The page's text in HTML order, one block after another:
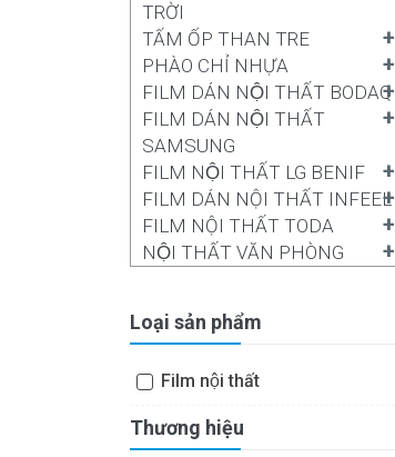
TRỜI
TẤM ỐP THAN TRE +
PHÀO CHỈ NHỰA +
FILM DÁN NỘI THẤT BODAQ
+
FILM DÁN NỘI THẤT
SAMSUNG
+
FILM NỘI THẤT LG BENIF +
FILM DÁN NỘI THẤT INFEEL
+
FILM NỘI THẤT TODA +
NỘI THẤT VĂN PHÒNG +
Loại sản phẩm
Film nội thất
Thương hiệu